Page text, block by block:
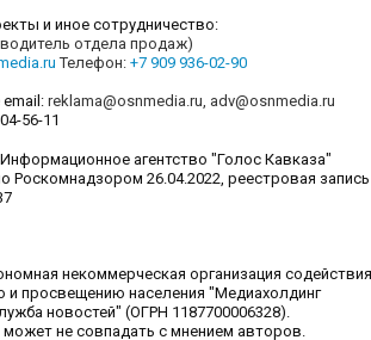
и иное сотрудничество:
отдела продаж)
Телефон: +7 909 936-02-90
reklama@osnmedia.ru adv@osnmedia.ru
56-11
агентство "Голос Кавказа"
Роскомнадзором 26.04.2022, реестровая запись
некоммерческая организация содействия
просвещению населения "Медиахолдинг
новостей" (ОГРН 1187700006328).
не совпадать с мнением авторов.